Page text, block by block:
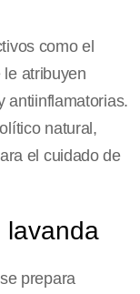
como el
le atribuyen
antiinflamatorias.
natural,
el cuidado de
lavanda
prepara